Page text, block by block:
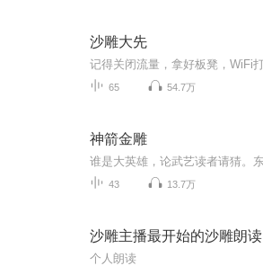
沙雕大先
65 54.7万
神箭金雕
43 13.7万
沙雕主播最开始的沙雕朗读
个人朗读